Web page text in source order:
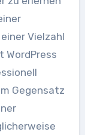
Vielzahl
WordPress
Gegensatz